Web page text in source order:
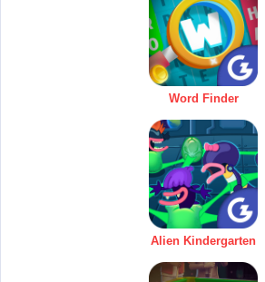
Word Finder
Alien Kindergarten